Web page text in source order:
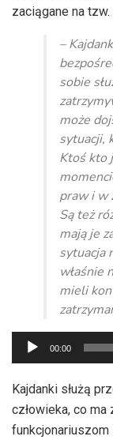
zaciągane na tzw.
–
sobie
może
sytuacji,
Ktoś kto
praw i w
Są też
mają je
sytuacja
właśnie
mieli
Odtwarzacz
plików
dźwiękowych
00:00
Kajdanki służą
człowieka, co